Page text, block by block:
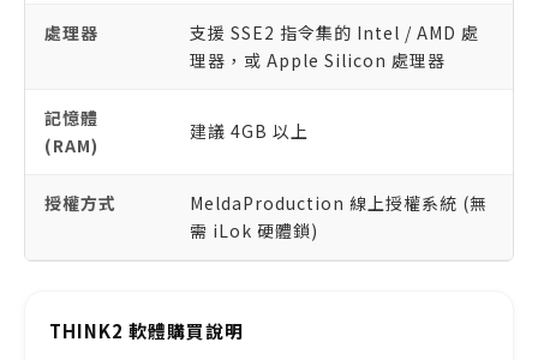
處理器
支援 SSE2 指令集的 Intel / AMD 處
理器，或 Apple Silicon 處理器
記憶體
(RAM)
建議 4GB 以上
授權方式
MeldaProduction 線上授權系統 (無
需 iLok 硬體鎖)
THINK2 軟體購買說明